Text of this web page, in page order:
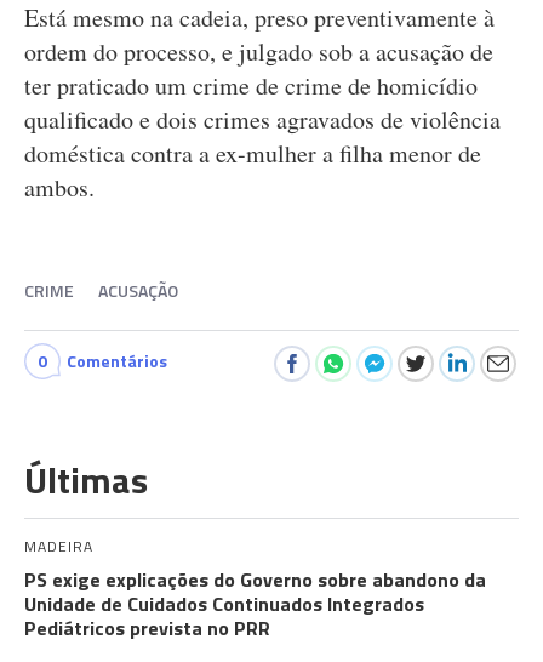
Está mesmo na cadeia, preso preventivamente à
ordem do processo, e julgado sob a acusação de
ter praticado um crime de crime de homicídio
qualificado e dois crimes agravados de violência
doméstica contra a ex-mulher a filha menor de
ambos.
CRIME ACUSAÇÃO
0 Comentários
Últimas
MADEIRA
PS exige explicações do Governo sobre abandono da
Unidade de Cuidados Continuados Integrados
Pediátricos prevista no PRR